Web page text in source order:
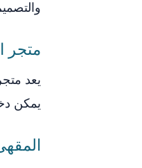
متجر
يعد
يمكن